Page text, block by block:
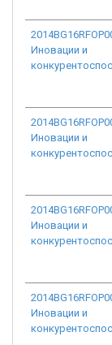
Иновации и
Иновации и
Иновации и
Иновации и